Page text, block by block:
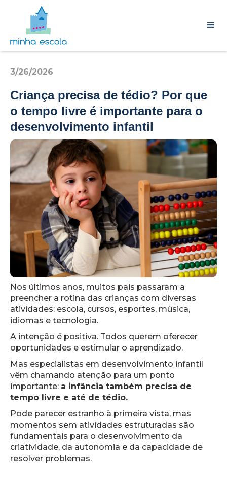
3/26/2026
Criança precisa de tédio? Por que
o tempo livre é importante para o
desenvolvimento infantil
Nos últimos anos, muitos pais passaram a
preencher a rotina das crianças com diversas
atividades: escola, cursos, esportes, música,
idiomas e tecnologia.
A intenção é positiva. Todos querem oferecer
oportunidades e estimular o aprendizado.
Mas especialistas em desenvolvimento infantil
vêm chamando atenção para um ponto
importante: a infância também precisa de
tempo livre e até de tédio.
Pode parecer estranho à primeira vista, mas
momentos sem atividades estruturadas são
fundamentais para o desenvolvimento da
criatividade, da autonomia e da capacidade de
resolver problemas.